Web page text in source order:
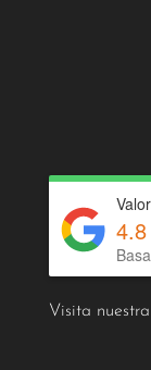
4.8
Visita